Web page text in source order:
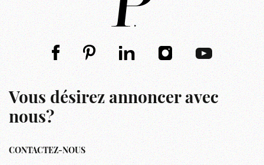
Vous désirez annoncer avec
nous?
CONTACTEZ-NOUS